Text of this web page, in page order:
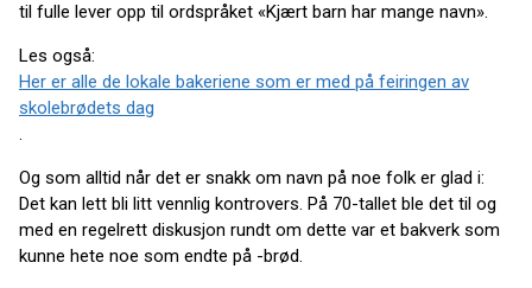
til fulle lever opp til ordspråket «Kjært barn har mange navn».
Les også:
Her er alle de lokale bakeriene som er med på feiringen av
skolebrødets dag
.
Og som alltid når det er snakk om navn på noe folk er glad i:
Det kan lett bli litt vennlig kontrovers. På 70-tallet ble det til og
med en regelrett diskusjon rundt om dette var et bakverk som
kunne hete noe som endte på -brød.